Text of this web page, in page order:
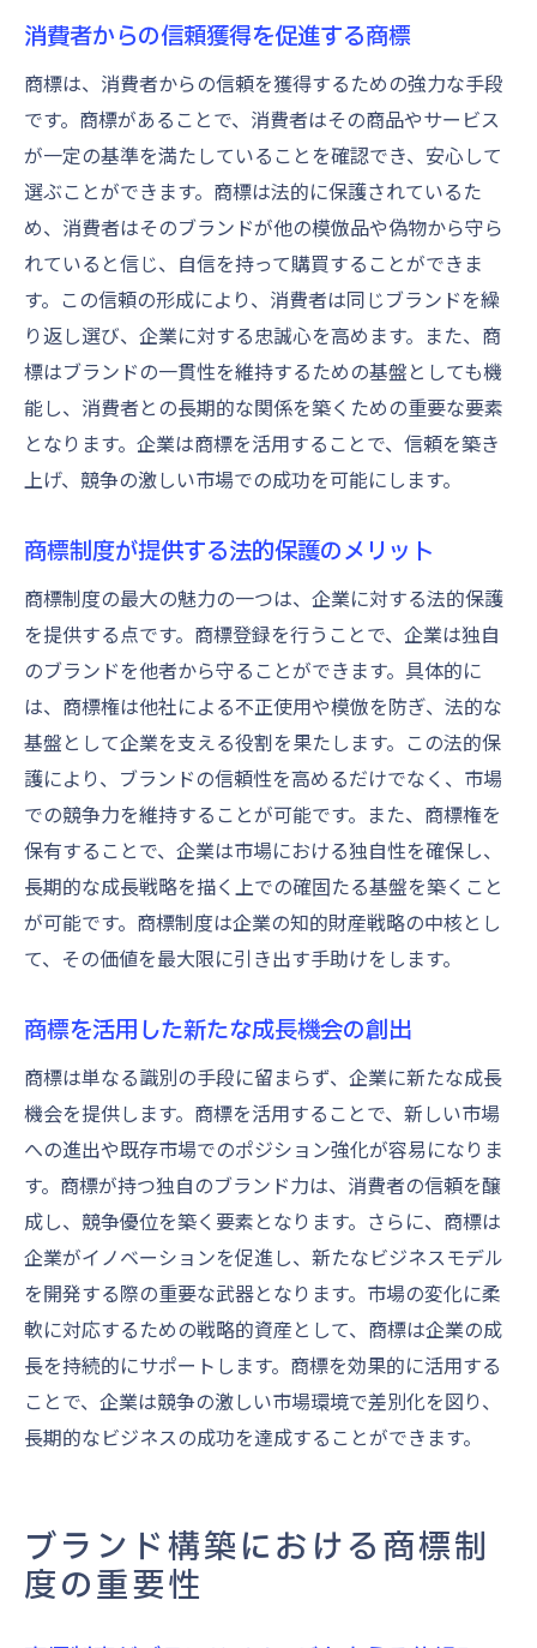
商標を活用したマーケティング戦略
イス
商標が提供するビジネス成長の可能性
消費者からの信頼獲得を促進する商標
商標は、消費者からの信頼を獲得するための強力な手段
です。商標があることで、消費者はその商品やサービス
が一定の基準を満たしていることを確認でき、安心して
選ぶことができます。商標は法的に保護されているた
め、消費者はそのブランドが他の模倣品や偽物から守ら
れていると信じ、自信を持って購買することができま
す。この信頼の形成により、消費者は同じブランドを繰
り返し選び、企業に対する忠誠心を高めます。また、商
標はブランドの一貫性を維持するための基盤としても機
能し、消費者との長期的な関係を築くための重要な要素
となります。企業は商標を活用することで、信頼を築き
上げ、競争の激しい市場での成功を可能にします。
商標制度が提供する法的保護のメリット
商標制度の最大の魅力の一つは、企業に対する法的保護
を提供する点です。商標登録を行うことで、企業は独自
のブランドを他者から守ることができます。具体的に
は、商標権は他社による不正使用や模倣を防ぎ、法的な
基盤として企業を支える役割を果たします。この法的保
護により、ブランドの信頼性を高めるだけでなく、市場
での競争力を維持することが可能です。また、商標権を
保有することで、企業は市場における独自性を確保し、
長期的な成長戦略を描く上での確固たる基盤を築くこと
が可能です。商標制度は企業の知的財産戦略の中核とし
て、その価値を最大限に引き出す手助けをします。
商標を活用した新たな成長機会の創出
商標は単なる識別の手段に留まらず、企業に新たな成長
機会を提供します。商標を活用することで、新しい市場
への進出や既存市場でのポジション強化が容易になりま
す。商標が持つ独自のブランド力は、消費者の信頼を醸
成し、競争優位を築く要素となります。さらに、商標は
企業がイノベーションを促進し、新たなビジネスモデル
を開発する際の重要な武器となります。市場の変化に柔
軟に対応するための戦略的資産として、商標は企業の成
長を持続的にサポートします。商標を効果的に活用する
ことで、企業は競争の激しい市場環境で差別化を図り、
長期的なビジネスの成功を達成することができます。
ブランド構築における商標制
度の重要性